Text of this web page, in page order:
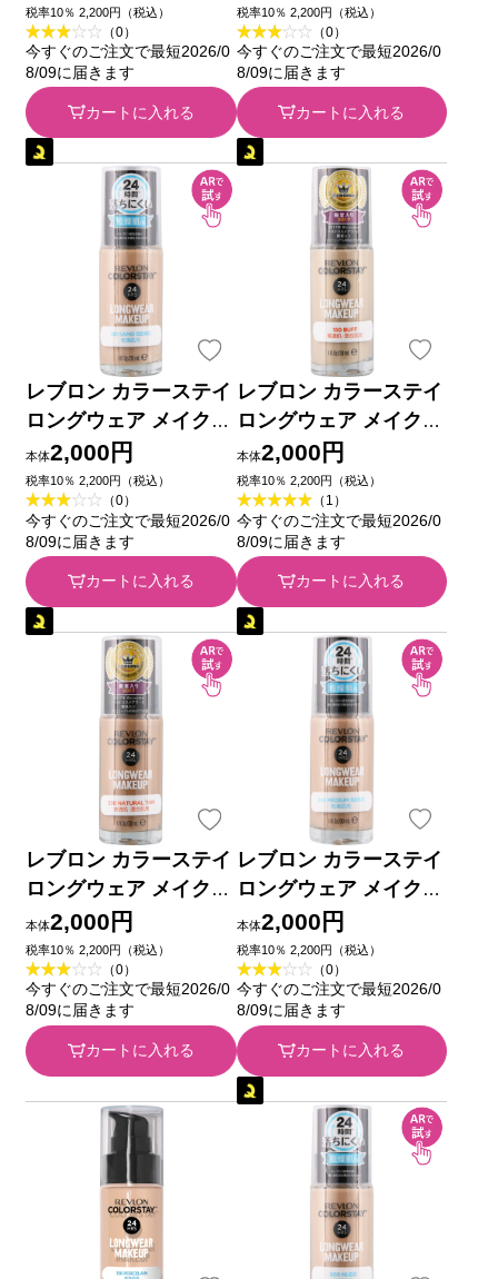
税率10％ 2,200円（税込）
（0）
今すぐのご注文で最短2026/0
8/09に届きます
カートに入れる
税率10％ 2,200円（税込）
（0）
今すぐのご注文で最短2026/0
8/09に届きます
カートに入れる
レブロン カラーステイ
ロングウェア メイクア
ップ D 180 ＿ レブロン
本体2,000円
税率10％ 2,200円（税込）
（0）
今すぐのご注文で最短2026/0
8/09に届きます
カートに入れる
レブロン カラーステイ
ロングウェア メイクア
ップ 150 ＿ レブロン
本体2,000円
税率10％ 2,200円（税込）
（1）
今すぐのご注文で最短2026/0
8/09に届きます
カートに入れる
レブロン カラーステイ
ロングウェア メイクア
ップ 330 ＿ レブロン
本体2,000円
税率10％ 2,200円（税込）
（0）
今すぐのご注文で最短2026/0
8/09に届きます
カートに入れる
レブロン カラーステイ
ロングウェア メイクア
ップ D 240 ＿ レブロン
本体2,000円
税率10％ 2,200円（税込）
（0）
今すぐのご注文で最短2026/0
8/09に届きます
カートに入れる